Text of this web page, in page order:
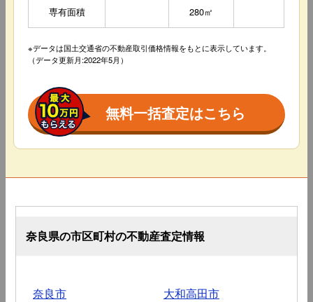
専有面積 280㎡
※データは国土交通省の不動産取引価格情報をもとに表示しています。
（データ更新月:2022年5月）
無料一括査定はこちら
奈良県の市区町村の不動産査定情報
奈良市 大和高田市